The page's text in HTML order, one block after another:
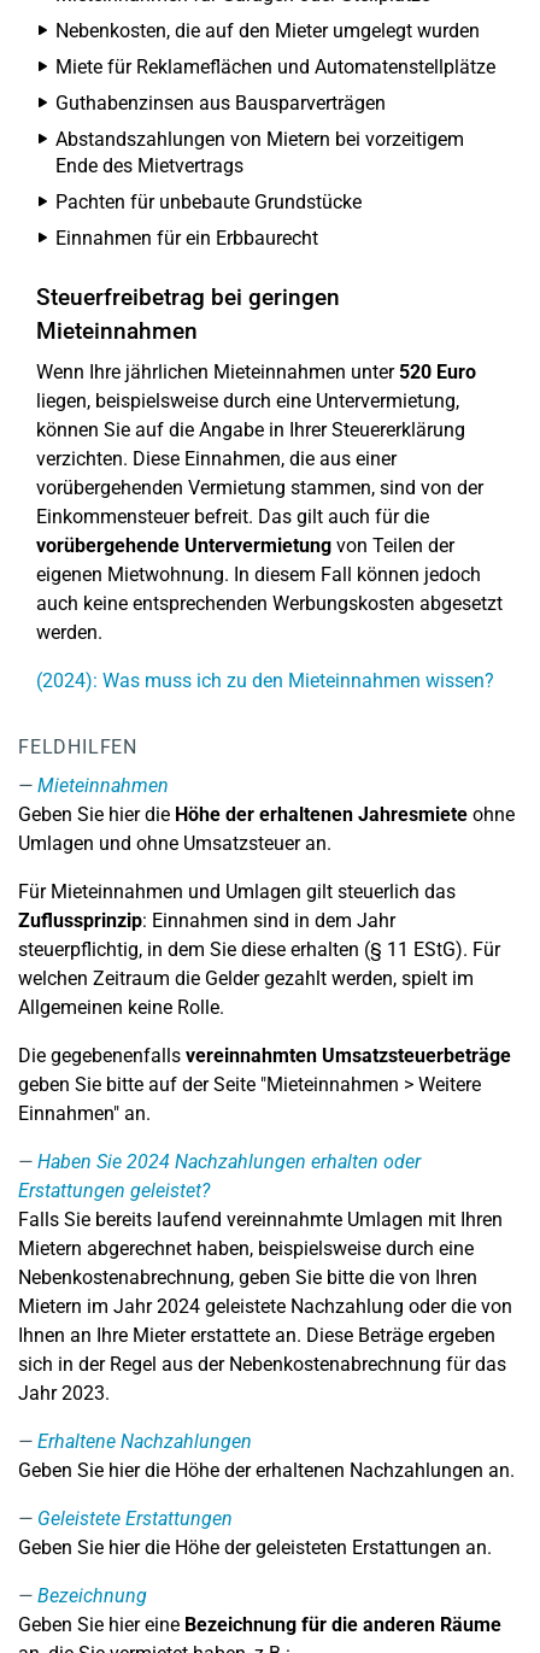
Nebenkosten, die auf den Mieter umgelegt wurden
Miete für Reklameflächen und Automatenstellplätze
Guthabenzinsen aus Bausparverträgen
Abstandszahlungen von Mietern bei vorzeitigem
Ende des Mietvertrags
Pachten für unbebaute Grundstücke
Einnahmen für ein Erbbaurecht
Steuerfreibetrag bei geringen
Mieteinnahmen
Wenn Ihre jährlichen Mieteinnahmen unter520 Euro
liegen, beispielsweise durch eine Untervermietung,
können Sie auf die Angabe in Ihrer Steuererklärung
verzichten. Diese Einnahmen, die aus einer
vorübergehenden Vermietung stammen, sind von der
Einkommensteuer befreit. Das gilt auch für die
vorübergehende Untervermietung von Teilen der
eigenen Mietwohnung. In diesem Fall können jedoch
auch keine entsprechenden Werbungskosten abgesetzt
werden.
(2024): Was muss ich zu den Mieteinnahmen wissen?
FELDHILFEN
Mieteinnahmen
Geben Sie hier die Höhe der erhaltenen Jahresmiete ohne
Umlagen und ohne Umsatzsteuer an.
Für Mieteinnahmen und Umlagen gilt steuerlich das
Zuflussprinzip: Einnahmen sind in dem Jahr
steuerpflichtig, in dem Sie diese erhalten (§ 11 EStG). Für
welchen Zeitraum die Gelder gezahlt werden, spielt im
Allgemeinen keine Rolle.
Die gegebenenfalls vereinnahmten Umsatzsteuerbeträge
geben Sie bitte auf der Seite "Mieteinnahmen > Weitere
Einnahmen" an.
Haben Sie 2024 Nachzahlungen erhalten oder
Erstattungen geleistet?
Falls Sie bereits laufend vereinnahmte Umlagen mit Ihren
Mietern abgerechnet haben, beispielsweise durch eine
Nebenkostenabrechnung, geben Sie bitte die von Ihren
Mietern im Jahr 2024 geleistete Nachzahlung oder die von
Ihnen an Ihre Mieter erstattete an. Diese Beträge ergeben
sich in der Regel aus der Nebenkostenabrechnung für das
Jahr 2023.
Erhaltene Nachzahlungen
Geben Sie hier die Höhe der erhaltenen Nachzahlungen an.
Geleistete Erstattungen
Geben Sie hier die Höhe der geleisteten Erstattungen an.
Bezeichnung
Geben Sie hier eine Bezeichnung für die anderen Räume